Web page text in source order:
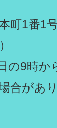
町1番1
の9時か
合があ